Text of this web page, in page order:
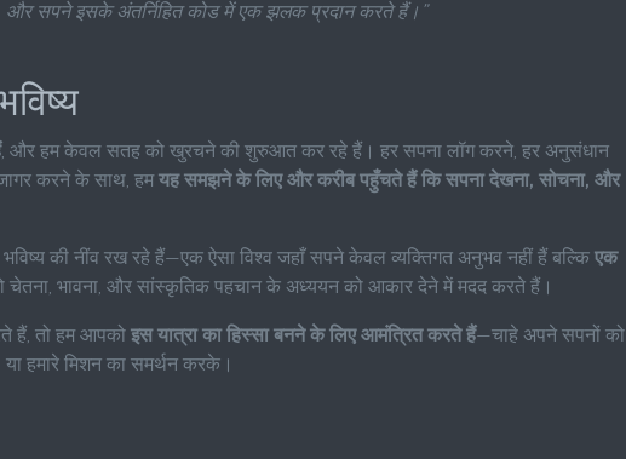
और सपने इसके अंतर्निहित कोड में एक झलक प्रदान करते हैं।”
, और हम केवल सतह को खुरचने की शुरुआत कर रहे हैं। हर सपना लॉग करने, हर अनुसंधान
करने के साथ, हमयह समझने के लिए और करीब पहुँचते हैं कि सपना देखना, सोचना, और
की नींव रख रहे हैं—एक ऐसा विश्व जहाँ सपने केवल व्यक्तिगत अनुभव नहीं हैं बल्कि एक
चेतना, भावना, और सांस्कृतिक पहचान के अध्ययन को आकार देने में मदद करते हैं।
हैं, तो हम आपको इस यात्रा का हिस्सा बनने के लिए आमंत्रित करते हैं—चाहे अपने सपनों को
हमारे मिशन का समर्थन करके।